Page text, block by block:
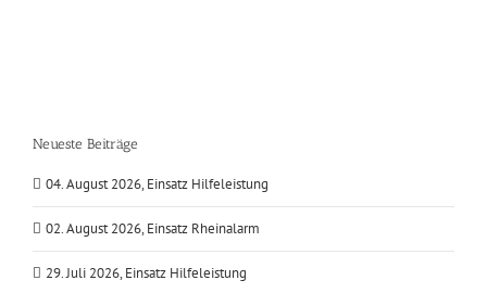
Neueste Beiträge
04. August 2026, Einsatz Hilfeleistung
02. August 2026, Einsatz Rheinalarm
29. Juli 2026, Einsatz Hilfeleistung